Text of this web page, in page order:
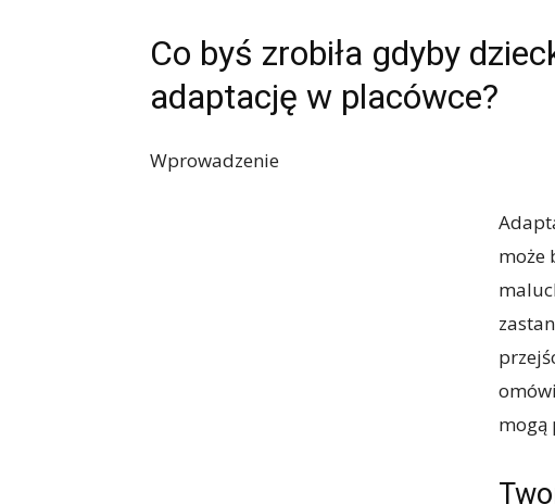
Co byś zrobiła gdyby
adaptację w placówce?
Wprowadzenie
może
mogą